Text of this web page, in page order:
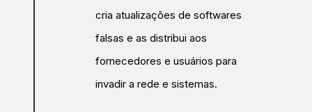
cria atualizações de softwares
falsas e as distribui aos
fornecedores e usuários para
invadir a rede e sistemas.